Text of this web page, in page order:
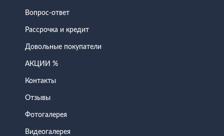
Вопрос-ответ
Рассрочка и кредит
Довольные покупатели
АКЦИИ %
Контакты
Отзывы
Фотогалерея
Видеогалерея